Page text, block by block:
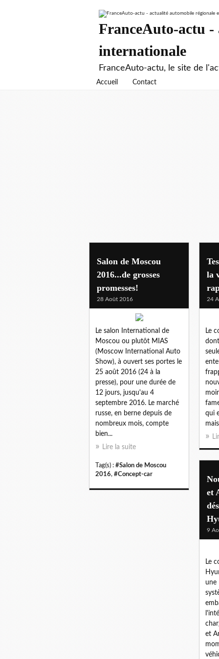
FranceAuto-actu -
internationale
FranceAuto-actu, le site de
Accueil Contact
Salon de Moscou
2016...de grosses
promesses!
28 Août 2016
Le salon International de
Moscou ou plutôt MIAS
(Moscow International Auto
Show), à ouvert ses portes le
25 août 2016 (24 à la
presse), pour une durée de
12 jours, jusqu'au 4
septembre 2016. Le marché
russe, en berne depuis de
nombreux mois, compte
bien...
Lire la suite
Tag(s) : #Salon de Moscou
2016, #Concept-car
la
24
Le
qui
et
9
Le
une
et